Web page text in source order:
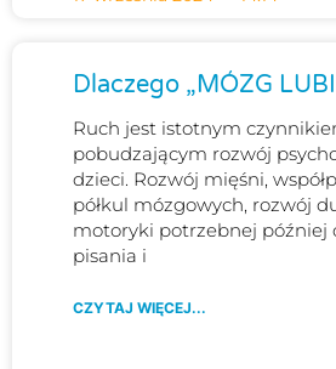
Dlaczego „MÓZG
Ruch jest istotnym
pobudzającym rozwój
dzieci. Rozwój mięśni,
półkul mózgowych, rozwój
motoryki potrzebnej później
pisania i
CZYTAJ WIĘCEJ...